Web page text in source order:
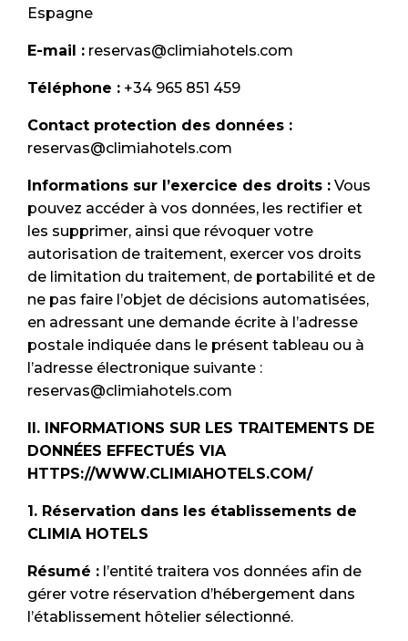
Espagne
E-mail : reservas@climiahotels.com
Téléphone : +34 965 851 459
Contact protection des données :
reservas@climiahotels.com
Informations sur l’exercice des droits : Vous
pouvez accéder à vos données, les rectifier et
les supprimer, ainsi que révoquer votre
autorisation de traitement, exercer vos droits
de limitation du traitement, de portabilité et de
ne pas faire l’objet de décisions automatisées,
en adressant une demande écrite à l’adresse
postale indiquée dans le présent tableau ou à
l’adresse électronique suivante :
reservas@climiahotels.com
II. INFORMATIONS SUR LES TRAITEMENTS DE
DONNÉES EFFECTUÉS VIA
HTTPS://WWW.CLIMIAHOTELS.COM/
1. Réservation dans les établissements de
CLIMIA HOTELS
Résumé : l’entité traitera vos données afin de
gérer votre réservation d’hébergement dans
l’établissement hôtelier sélectionné.